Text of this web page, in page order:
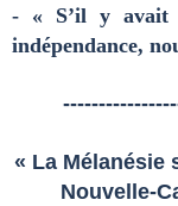
- « S’il y avait
indépendance,
« La Mélanésie
Nouvelle-